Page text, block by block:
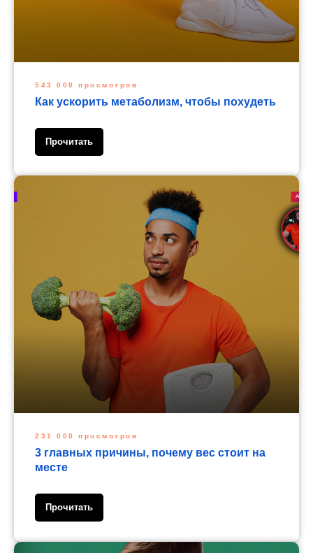
543 000 просмотров
Как ускорить метаболизм, чтобы похудеть
Прочитать
231 000 просмотров
3 главных причины, почему вес стоит на
месте
Прочитать